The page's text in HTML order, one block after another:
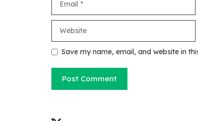
Save my name, email, and website in